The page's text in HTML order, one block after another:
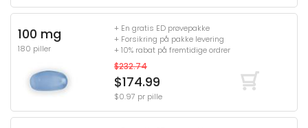
100 mg
180 piller
+ En gratis ED prøvepakke
+ Forsikring på pakke levering
+ 10% rabat på fremtidige ordrer
$232.74
$174.99
$0.97 pr pille